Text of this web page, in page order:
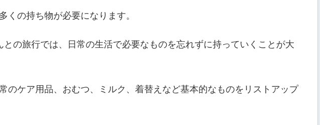
くの持ち物が必要になります。
の旅行では、日常の生活で必要なものを忘れずに持っていくことが大
のケア用品、おむつ、ミルク、着替えなど基本的なものをリストアップ